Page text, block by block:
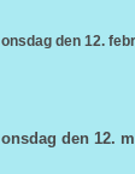
onsdag den 12.
onsdag den 12.